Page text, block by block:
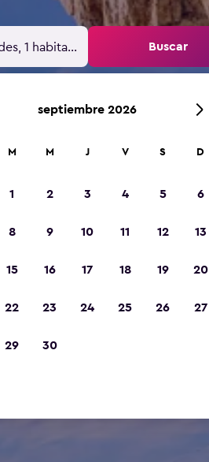
1 habitación Buscar
septiembre 2026
M M J V S D
1 2 3 4 5 6
8 9 10 11 12 13
15 16 17 18 19 20
22 23 24 25 26 27
29 30